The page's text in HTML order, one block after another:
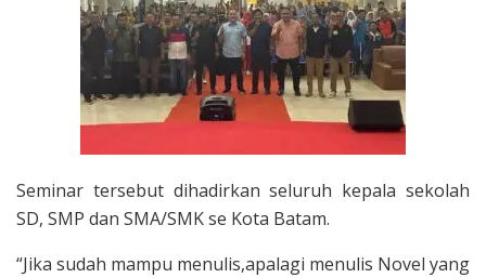
Seminar tersebut dihadirkan seluruh kepala sekolah
SD, SMP dan SMA/SMK se Kota Batam.
“Jika sudah mampu menulis,apalagi menulis Novel yang